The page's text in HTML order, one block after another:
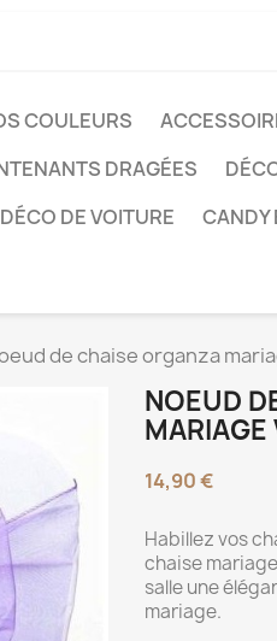
COULEURS
DRAGÉES
DÉCO DE VOITURE CANDY
de chaise organza
NOEUD
MARIAGE
14,90 €
Habillez vos
chaise
salle une
mariage.